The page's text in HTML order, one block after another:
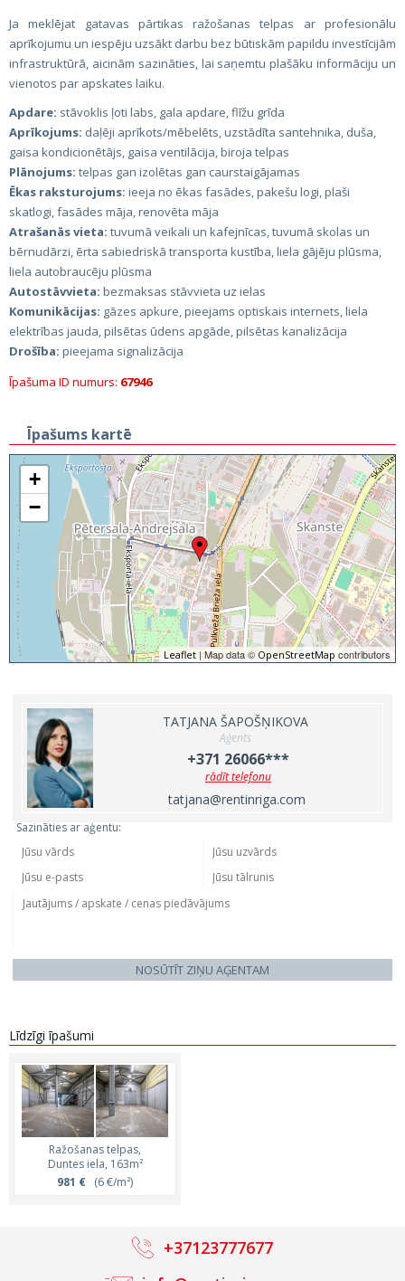
Ja meklējat gatavas pārtikas ražošanas telpas ar profesionālu
aprīkojumu un iespēju uzsākt darbu bez būtiskām papildu investīcijām
infrastruktūrā, aicinām sazināties, lai saņemtu plašāku informāciju un
vienotos par apskates laiku.
Apdare: stāvoklis ļoti labs, gala apdare, flīžu grīda
Aprīkojums: daļēji aprīkots/mēbelēts, uzstādīta santehnika, duša,
gaisa kondicionētājs, gaisa ventilācija, biroja telpas
Plānojums: telpas gan izolētas gan caurstaigājamas
Ēkas raksturojums: ieeja no ēkas fasādes, pakešu logi, plaši
skatlogi, fasādes māja, renovēta māja
Atrašanās vieta: tuvumā veikali un kafejnīcas, tuvumā skolas un
bērnudārzi, ērta sabiedriskā transporta kustība, liela gājēju plūsma,
liela autobraucēju plūsma
Autostāvvieta: bezmaksas stāvvieta uz ielas
Komunikācijas: gāzes apkure, pieejams optiskais internets, liela
elektrības jauda, pilsētas ūdens apgāde, pilsētas kanalizācija
Drošība: pieejama signalizācija
Īpašuma ID numurs: 67946
Īpašums kartē
+
−
Leaflet| Map data ©OpenStreetMapcontributors
TATJANA ŠAPOŠŅIKOVA
Aģents
+371 26066***
rādīt telefonu
tatjana@rentinriga.com
Sazināties ar aģentu:
NOSŪTĪT ZIŅU AĢENTAM
Līdzīgi īpašumi
Ražošanas telpas,
Duntes iela, 163m²
981 € (6 €/m²)
+37123777677